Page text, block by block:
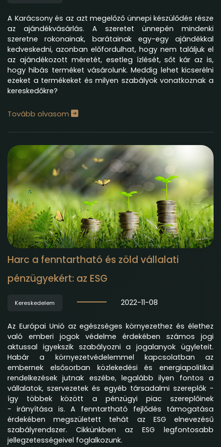
A Karácsony és az azt megelőző ünnepi készülődés része
az ajándékvásárlás. A szeretet ünnepén mindenki
szeretne rokonainak, barátainak egy-egy ajándékkal
kedveskedni, azonban előfordulhat, hogy nem találjuk el
az ajándékozott méretét, esetleg ízlését, sőt kár az is,
hogy hibás terméket vásárolunk. Meddig lehet kicserélni
ezeket a termékeket és milyen szabályok vonatkoznak a
kereskedőkre?
Tovább olvasom
Harc a fenntartható és zöld vállalati
pénzügyekért: az ESG
Kereskedelem 2022-11-08
Az Európai Unió az egészséges környezethez és élethez
való emberi jogok védelme érdekében számos jogi
aktussal igyekszik szabályozni a jogalanyok ügyleteit.
Habár a környezetvédelemmel kapcsolatban az
embernek elsősorban közlekedési és energiapolitikai
rendelkezések jutnak eszébe, legalább ilyen fontos a
vállalatok, szervezetek és egyéb társadalmi szereplők -
így többek között a pénzügyi piac szereplőinek
- irányítása is. A fenntartható fejlődés támogatása
érdekében megszületett tehát az ESG elnevezésű
szabályrendszer. Cikkünkben az ESG legfontosabb
jellegzetességeivel foglalkozunk.